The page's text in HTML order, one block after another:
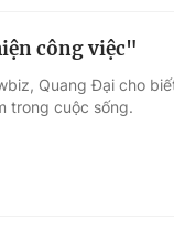
công việc"
Quang Đại cho
trong cuộc sống.